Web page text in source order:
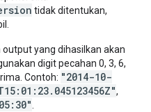
tidak ditentukan,
output yang dihasilkan akan
digit pecahan 0, 3, 6,
Contoh: "2014-10-
,